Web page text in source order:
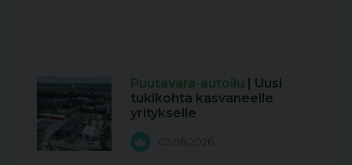
Puutavara-autoilu | Uusi
tukikohta kasvaneelle
yritykselle
02.08.2026